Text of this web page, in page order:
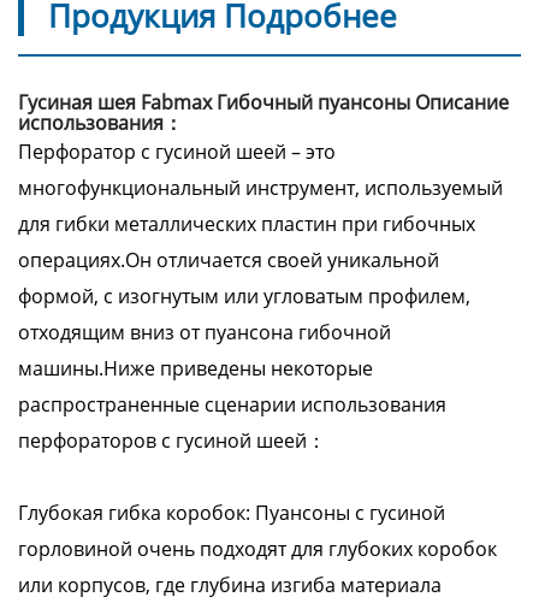
Продукция Подробнее
Гусиная шея Fabmax Гибочный пуансоны Описание
использования：
Перфоратор с гусиной шеей – это
многофункциональный инструмент, используемый
для гибки металлических пластин при гибочных
операциях.Он отличается своей уникальной
формой, с изогнутым или угловатым профилем,
отходящим вниз от пуансона гибочной
машины.Ниже приведены некоторые
распространенные сценарии использования
перфораторов с гусиной шеей：
Глубокая гибка коробок: Пуансоны с гусиной
горловиной очень подходят для глубоких коробок
или корпусов, где глубина изгиба материала